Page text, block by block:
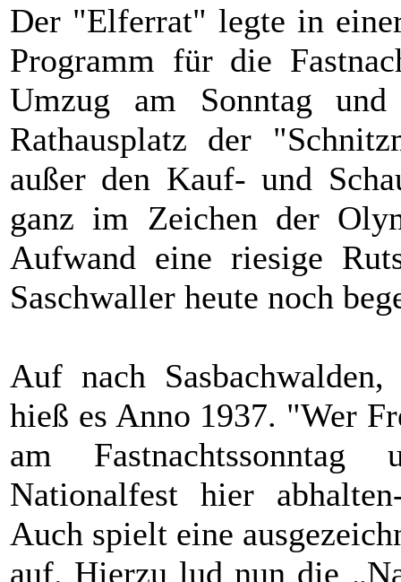
Der "Elferrat" legte in
Programm für die
Umzug am Sonntag
Rathausplatz der
außer den Kauf- und
ganz im Zeichen der
Aufwand eine riesige
Saschwaller heute noch
Auf nach
hieß es Anno 1937. "Wer
am
Nationalfest hier
Auch spielt eine
auf. Hierzu lud nun die